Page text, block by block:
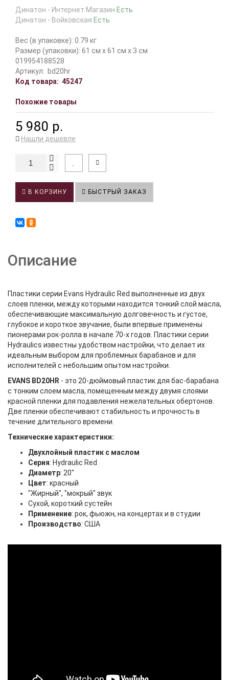
Динатон - Интернет Магазин Есть
Динатон - Войковская Есть
Вес (в упаковке): 0.79 кг
Размер (упаковки): 61 см x 61 см x 3 см
019954188528
Артикул: bd20hr
Код товара: 45247
Похожие товары
5 980 р.
Нашли дешевле
В КОРЗИНУ БЫСТРЫЙ ЗАКАЗ
Описание
Пластики серии Evans Hydraulic Red выполненные из двух
слоев пленки, между которыми находится тонкий слой масла,
обеспечивающие максимальную долговечность и густое,
глубокое и короткое звучание, были впервые применены
пионерами рок-ролла в начале 70-х годов. Пластики серии
Hydraulics известны удобством настройки, что делает их
идеальным выбором для проблемных барабанов и для
исполнителей с небольшим опытом настройки.
EVANS BD20HR - это 20-дюймовый пластик для бас-барабана
с тонким слоем масла, помещенным между двумя слоями
красной пленки для подавления нежелательных обертонов.
Две пленки обеспечивают стабильность и прочность в
течение длительного времени.
Технические характеристики:
Двухлойный пластик с маслом
Серия: Hydraulic Red
Диаметр: 20"
Цвет: красный
"Жирный", "мокрый" звук
Сухой, короткий сустейн
Применение: рок, фьюжн, на концертах и в студии
Производство: США